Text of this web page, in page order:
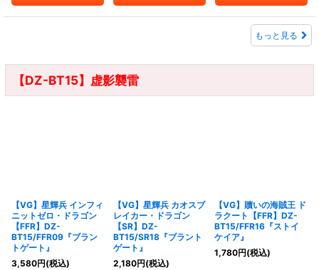
もっと見る
【DZ-BT15】虚影襲雷
【VG】星輝兵 インフィ
ニットゼロ・ドラゴン
【FFR】DZ-
BT15/FFR09『ブラン
トゲート』
3,580円(税込)
【VG】星輝兵 カオスブ
レイカー・ドラゴン
【SR】DZ-
BT15/SR18『ブラント
ゲート』
2,180円(税込)
【VG】贖いの海賊王 ド
ラクート【FFR】DZ-
BT15/FFR16『ストイ
ケイア』
1,780円(税込)